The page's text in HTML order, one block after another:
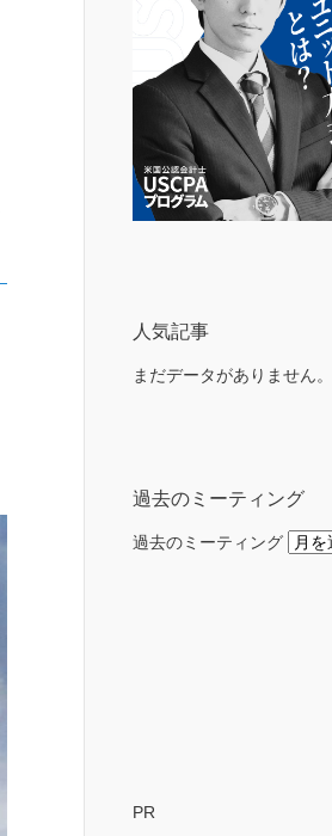
人気記事
まだデータがありません。
過去のミーティング
過去のミーティング
PR